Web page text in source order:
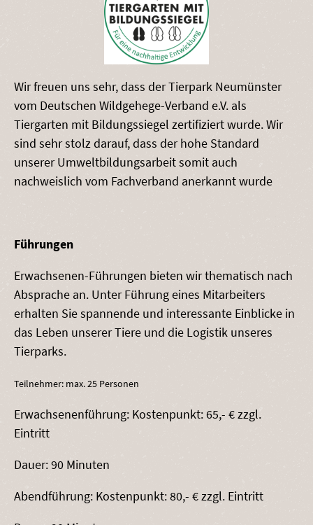
Wir freuen uns sehr, dass der Tierpark Neumünster
vom Deutschen Wildgehege-Verband e.V. als
Tiergarten mit Bildungssiegel zertifiziert wurde. Wir
sind sehr stolz darauf, dass der hohe Standard
unserer Umweltbildungsarbeit somit auch
nachweislich vom Fachverband anerkannt wurde
Führungen
Erwachsenen-Führungen bieten wir thematisch nach
Absprache an. Unter Führung eines Mitarbeiters
erhalten Sie spannende und interessante Einblicke in
das Leben unserer Tiere und die Logistik unseres
Tierparks.
Teilnehmer: max. 25 Personen
Erwachsenenführung: Kostenpunkt: 65,- € zzgl.
Eintritt
Dauer: 90 Minuten
Abendführung: Kostenpunkt: 80,- € zzgl. Eintritt